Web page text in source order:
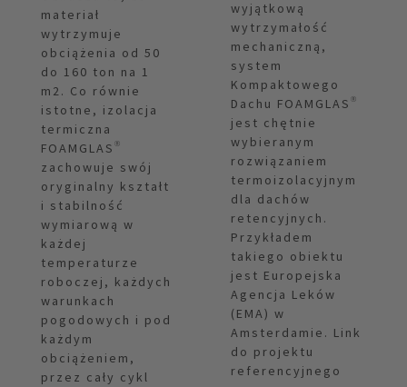
materiał
wytrzymuje
obciążenia od 50
do 160 ton na 1
m2. Co równie
istotne, izolacja
termiczna
FOAMGLAS®
zachowuje swój
oryginalny kształt
i stabilność
wymiarową w
każdej
temperaturze
roboczej, każdych
warunkach
pogodowych i pod
każdym
obciążeniem,
przez cały cykl
wyjątkową
wytrzymałość
mechaniczną,
system
Kompaktowego
Dachu FOAMGLAS®
jest chętnie
wybieranym
rozwiązaniem
termoizolacyjnym
dla dachów
retencyjnych.
Przykładem
takiego obiektu
jest Europejska
Agencja Leków
(EMA) w
Amsterdamie. Link
do projektu
referencyjnego